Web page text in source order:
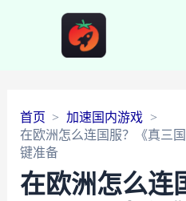
首页
加速国内游戏
在欧洲怎么连国服？《真三
键准备
在欧洲怎么连